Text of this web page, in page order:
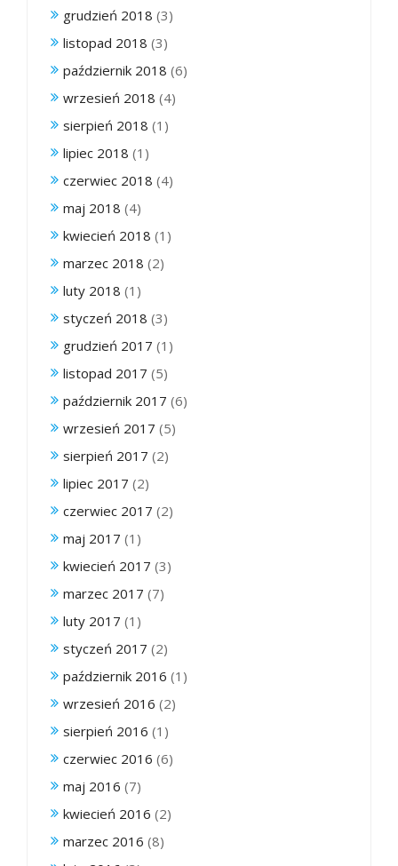
grudzień 2018 (3)
listopad 2018 (3)
październik 2018 (6)
wrzesień 2018 (4)
sierpień 2018 (1)
lipiec 2018 (1)
czerwiec 2018 (4)
maj 2018 (4)
kwiecień 2018 (1)
marzec 2018 (2)
luty 2018 (1)
styczeń 2018 (3)
grudzień 2017 (1)
listopad 2017 (5)
październik 2017 (6)
wrzesień 2017 (5)
sierpień 2017 (2)
lipiec 2017 (2)
czerwiec 2017 (2)
maj 2017 (1)
kwiecień 2017 (3)
marzec 2017 (7)
luty 2017 (1)
styczeń 2017 (2)
październik 2016 (1)
wrzesień 2016 (2)
sierpień 2016 (1)
czerwiec 2016 (6)
maj 2016 (7)
kwiecień 2016 (2)
marzec 2016 (8)